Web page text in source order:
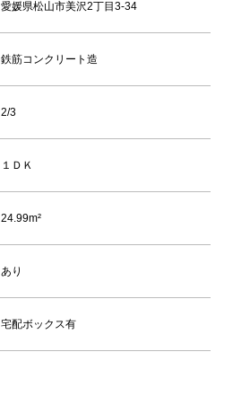
愛媛県松山市美沢2丁目3-34
鉄筋コンクリート造
2/3
１ＤＫ
24.99m²
あり
宅配ボックス有